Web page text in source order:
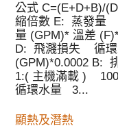
公式 C=(E+D+B)/
縮倍數 E: 蒸發
量 (GPM)* 溫差
D: 飛濺損失 循環
(GPM)*0.0002 B:
1:( 主機滿載 )
循環水量 3...
顯熱及潛熱